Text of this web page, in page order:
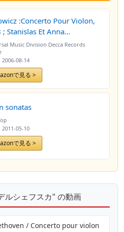
:Concerto Pour Violon,
; Stanislas Et Anna
Op.12
Music Division Decca Records
2006-08-14
で見る >
sonatas
2011-05-10
で見る >
ルシェフスカ" の動画
/ Concerto pour violon